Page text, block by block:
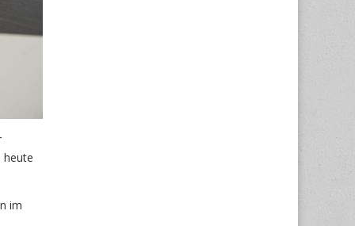
heute
im